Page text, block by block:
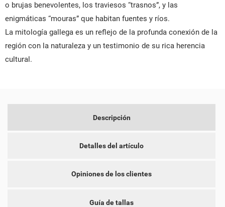
o brujas benevolentes, los traviesos “trasnos”, y las
enigmáticas “mouras” que habitan fuentes y ríos.
La mitología gallega es un reflejo de la profunda conexión de la
región con la naturaleza y un testimonio de su rica herencia
cultural.
Descripción
Detalles del artículo
Opiniones de los clientes
Guía de tallas
MI LISTA DE DESEOS
CREAR LISTA DE DESEOS
NOMBRE DE LA LISTA DE DESEOS
INICIAR SESIÓN
DEBE INICIAR SESIÓN PARA GUARDAR PRODUCTOS EN SU
LISTA DE DESEOS.